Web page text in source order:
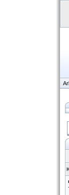
-